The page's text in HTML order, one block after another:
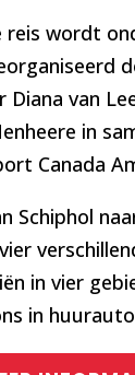
reis wordt
Diana van
in
Canada
Schiphol
in vier
in